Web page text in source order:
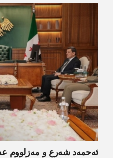
ئەحمەد شەرع و مەزلووم